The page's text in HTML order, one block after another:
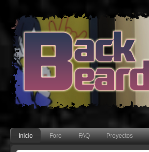
Inicio Foro FAQ Proyectos